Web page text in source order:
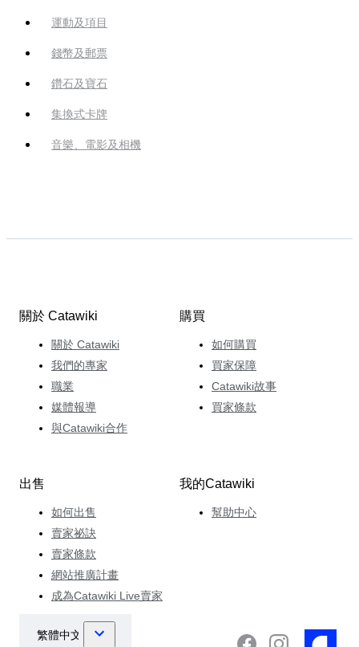
運動及項目
錢幣及郵票
鑽石及寶石
集換式卡牌
音樂、電影及相機
關於 Catawiki
關於 Catawiki
我們的專家
職業
媒體報導
與Catawiki合作
購買
如何購買
買家保障
Catawiki故事
買家條款
出售
如何出售
賣家祕訣
賣家條款
網站推廣計畫
成為Catawiki Live賣家
我的Catawiki
幫助中心